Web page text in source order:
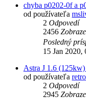
chyba p0202-0f a
od používateľa
2 Odpovedí
2456
Posledný
15 Jan 2020,
Astra J 1.6
od používateľa
2 Odpovedí
2945